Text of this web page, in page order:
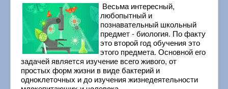
Весьма интересный,
любопытный и
познавательный школьный
предмет - биология. По факту
это второй год обучения это
этого предмета. Основной его
задачей является изучение всего живого, от
простых форм жизни в виде бактерий и
одноклеточных и до изучения жизнедеятельности